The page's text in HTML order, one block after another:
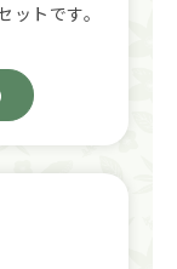
トです。